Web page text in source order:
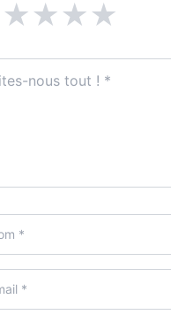
★★★★